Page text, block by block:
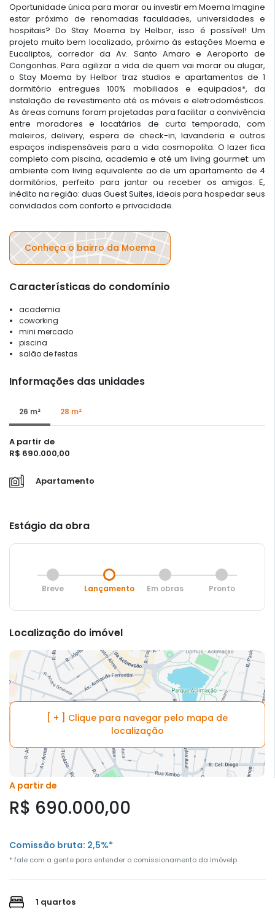
Oportunidade única para morar ou investir em Moema Imagine
estar próximo de renomadas faculdades, universidades e
hospitais? Do Stay Moema by Helbor, isso é possível! Um
projeto muito bem localizado, próximo às estações Moema e
Eucaliptos, corredor da Av. Santo Amaro e Aeroporto de
Congonhas. Para agilizar a vida de quem vai morar ou alugar,
o Stay Moema by Helbor traz studios e apartamentos de 1
dormitório entregues 100% mobiliados e equipados*, da
instalação de revestimento até os móveis e eletrodomésticos.
As áreas comuns foram projetadas para facilitar a convivência
entre moradores e locatários de curta temporada, com
maleiros, delivery, espera de check-in, lavanderia e outros
espaços indispensáveis para a vida cosmopolita. O lazer fica
completo com piscina, academia e até um living gourmet: um
ambiente com living equivalente ao de um apartamento de 4
dormitórios, perfeito para jantar ou receber os amigos. E,
inédito na região: duas Guest Suites, ideais para hospedar seus
convidados com conforto e privacidade.
Conheça o bairro da Moema
Características do condomínio
academia
coworking
mini mercado
piscina
salão de festas
Informações das unidades
26 m² 28 m²
A partir de
R$ 690.000,00
Apartamento
Estágio da obra
Breve Lançamento Em obras Pronto
Localização do imóvel
[ + ] Clique para navegar pelo mapa de
localização
A partir de
R$ 690.000,00
Comissão bruta: 2,5%*
* fale com a gente para entender o comissionamento da Imóvelp
1 quartos